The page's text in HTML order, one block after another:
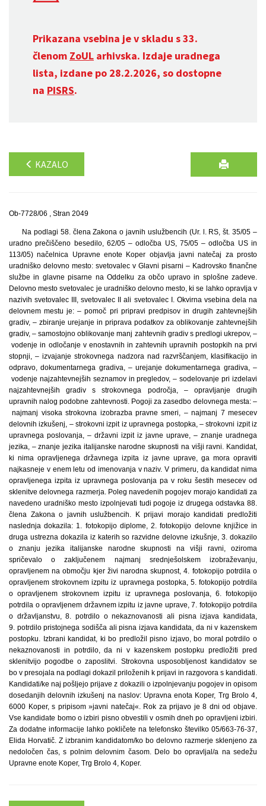
Prikazana vsebina je v skladu s 33.
členom ZoUL arhivska. Izdaje uradnega
lista, izdane po 28.2.2026, so dostopne
na PISRS.
KAZALO
Ob-7728/06 , Stran 2049
Na podlagi 58. člena Zakona o javnih uslužbencih (Ur. l. RS, št. 35/05 –
uradno prečiščeno besedilo, 62/05 – odločba US, 75/05 – odločba US in
113/05) načelnica Upravne enote Koper objavlja javni natečaj za prosto
uradniško delovno mesto: svetovalec v Glavni pisarni – Kadrovsko finančne
službe in glavne pisarne na Oddelku za občo upravo in splošne zadeve.
Delovno mesto svetovalec je uradniško delovno mesto, ki se lahko opravlja v
nazivih svetovalec III, svetovalec II ali svetovalec I. Okvirna vsebina dela na
delovnem mestu je: – pomoč pri pripravi predpisov in drugih zahtevnejših
gradiv, – zbiranje urejanje in priprava podatkov za oblikovanje zahtevnejših
gradiv, – samostojno oblikovanje manj zahtevnih gradiv s predlogi ukrepov, –
vodenje in odločanje v enostavnih in zahtevnih upravnih postopkih na prvi
stopnji, – izvajanje strokovnega nadzora nad razvrščanjem, klasifikacijo in
odpravo, dokumentarnega gradiva, – urejanje dokumentarnega gradiva, –
vodenje najzahtevnejših seznamov in pregledov, – sodelovanje pri izdelavi
najzahtevnejših gradiv s strokovnega področja, – opravljanje drugih
upravnih nalog podobne zahtevnosti. Pogoji za zasedbo delovnega mesta: –
najmanj visoka strokovna izobrazba pravne smeri, – najmanj 7 mesecev
delovnih izkušenj, – strokovni izpit iz upravnega postopka, – strokovni izpit iz
upravnega poslovanja, – državni izpit iz javne uprave, – znanje uradnega
jezika, – znanje jezika italijanske narodne skupnosti na višji ravni. Kandidat,
ki nima opravljenega državnega izpita iz javne uprave, ga mora opraviti
najkasneje v enem letu od imenovanja v naziv. V primeru, da kandidat nima
opravljenega izpita iz upravnega poslovanja pa v roku šestih mesecev od
sklenitve delovnega razmerja. Poleg navedenih pogojev morajo kandidati za
navedeno uradniško mesto izpolnjevati tudi pogoje iz drugega odstavka 88.
člena Zakona o javnih uslužbencih. K prijavi morajo kandidati predložiti
naslednja dokazila: 1. fotokopijo diplome, 2. fotokopijo delovne knjižice in
druga ustrezna dokazila iz katerih so razvidne delovne izkušnje, 3. dokazilo
o znanju jezika italijanske narodne skupnosti na višji ravni, oziroma
spričevalo o zaključenem najmanj srednješolskem izobraževanju,
opravljenem na območju kjer živi narodna skupnost, 4. fotokopijo potrdila o
opravljenem strokovnem izpitu iz upravnega postopka, 5. fotokopijo potrdila
o opravljenem strokovnem izpitu iz upravnega poslovanja, 6. fotokopijo
potrdila o opravljenem državnem izpitu iz javne uprave, 7. fotokopijo potrdila
o državljanstvu, 8. potrdilo o nekaznovanosti ali pisna izjava kandidata,
9. potrdilo pristojnega sodišča ali pisna izjava kandidata, da ni v kazenskem
postopku. Izbrani kandidat, ki bo predložil pisno izjavo, bo moral potrdilo o
nekaznovanosti in potrdilo, da ni v kazenskem postopku predložiti pred
sklenitvijo pogodbe o zaposlitvi. Strokovna usposobljenost kandidatov se
bo v presojala na podlagi dokazil priloženih k prijavi in razgovora s kandidati.
Kandidati/ke naj pošljejo prijave z dokazili o izpolnjevanju pogojev in opisom
dosedanjih delovnih izkušenj na naslov: Upravna enota Koper, Trg Brolo 4,
6000 Koper, s pripisom »javni natečaj«. Rok za prijavo je 8 dni od objave.
Vse kandidate bomo o izbiri pisno obvestili v osmih dneh po opravljeni izbiri.
Za dodatne informacije lahko pokličete na telefonsko številko 05/663-76-37,
Elida Horvatič. Z izbranim kandidatom/ko bo delovno razmerje sklenjeno za
nedoločen čas, s polnim delovnim časom. Delo bo opravljal/a na sedežu
Upravne enote Koper, Trg Brolo 4, Koper.